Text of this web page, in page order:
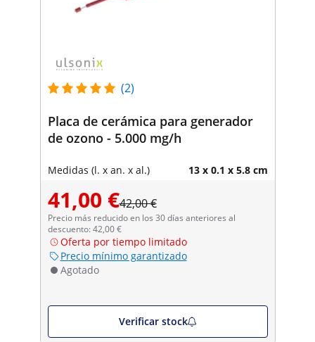
(2)
Placa de cerámica para generador
de ozono - 5.000 mg/h
Medidas (l. x an. x al.) 13 x 0.1 x 5.8 cm
41,00 €42,00 €
Precio más reducido en los 30 días anteriores al
descuento: 42,00 €
Oferta por tiempo limitado
Precio mínimo garantizado
Agotado
Verificar stock